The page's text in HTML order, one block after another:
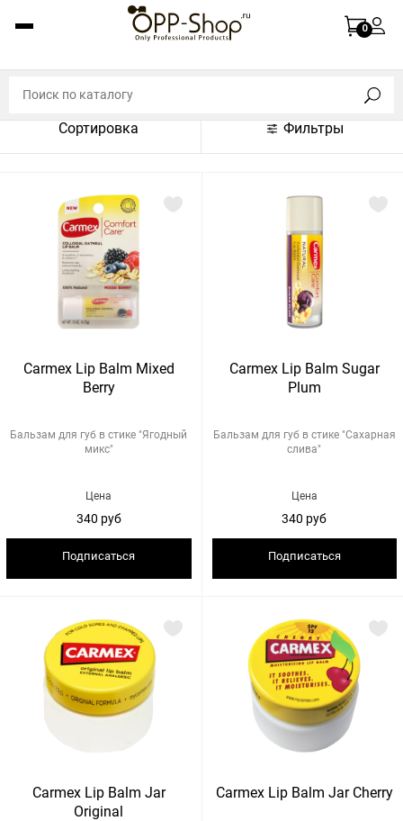
0
Сортировка Фильтры
По названию (A-Z)
По цене (по возрастанию)
По цене (по убыванию)
По популярности (по убыванию)
Показать:
120
Carmex Lip Balm Mixed
Berry
Бальзам для губ в стике "Ягодный
микс"
Цена
340 руб
Подписаться
Carmex Lip Balm Sugar
Plum
Бальзам для губ в стике "Сахарная
слива"
Цена
340 руб
Подписаться
Carmex Lip Balm Jar
Original
Carmex Lip Balm Jar Cherry